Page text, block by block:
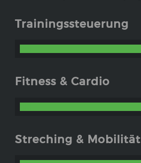
Trainingssteuerung
Fitness & Cardio
Streching & Mobilität